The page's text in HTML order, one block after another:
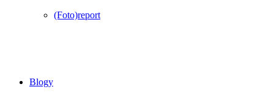
(Foto)report
Blogy